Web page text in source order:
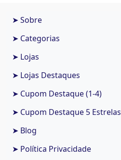
➤ Sobre
➤ Categorias
➤ Lojas
➤ Lojas Destaques
➤ Cupom Destaque (1-4)
➤ Cupom Destaque 5 Estrelas
➤ Blog
➤ Política Privacidade